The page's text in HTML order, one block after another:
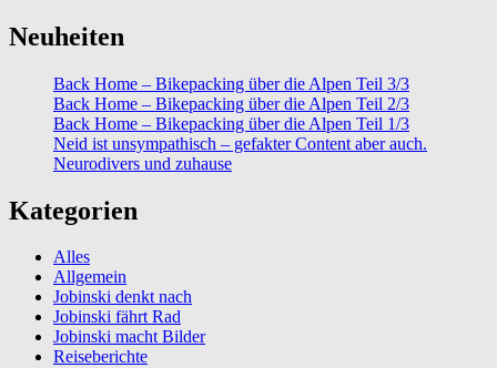
Neuheiten
Back Home – Bikepacking über die Alpen Teil 3/3
Back Home – Bikepacking über die Alpen Teil 2/3
Back Home – Bikepacking über die Alpen Teil 1/3
Neid ist unsympathisch – gefakter Content aber auch.
Neurodivers und zuhause
Kategorien
Alles
Allgemein
Jobinski denkt nach
Jobinski fährt Rad
Jobinski macht Bilder
Reiseberichte